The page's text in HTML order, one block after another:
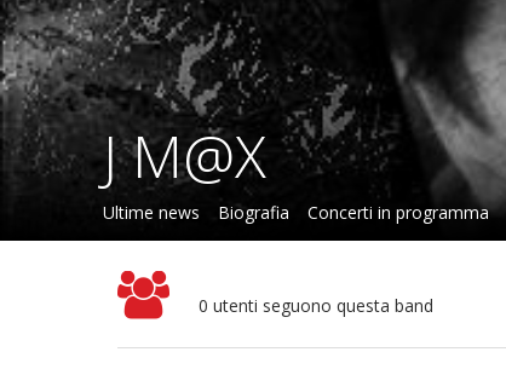
J M@X
Ultime news Biografia Concerti in programma
0 utenti seguono questa band